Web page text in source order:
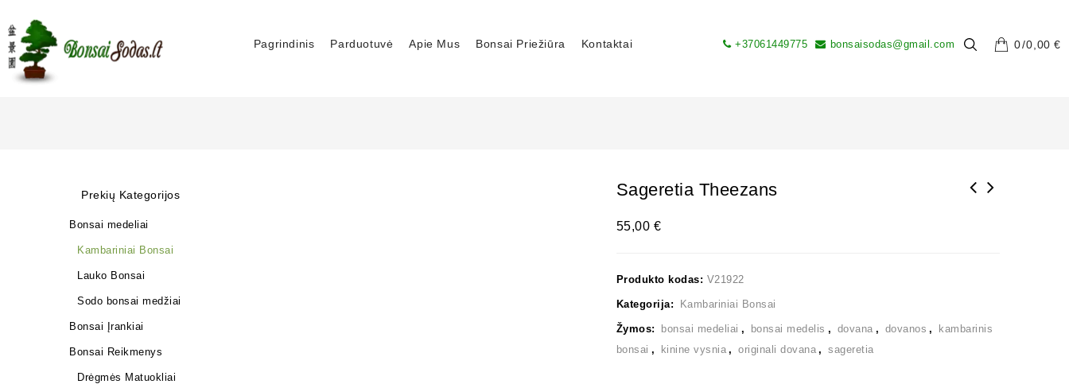
Pagrindinis Parduotuvė Apie Mus Bonsai Priežiūra Kontaktai 0 0,00€
+37061449775 bonsaisodas@gmail.com
Sageretia Theezans
55,00€
Produkto kodas: V21922
Kategorija: Kambariniai Bonsai
Žymos: bonsai medeliai , bonsai medelis , dovana , dovanos ,
kambarinis
bonsai , kinine vysnia , originali dovana , sageretia
Prekių Kategorijos
Bonsai medeliai
Kambariniai Bonsai
Lauko Bonsai
Sodo bonsai medžiai
Bonsai Įrankiai
Bonsai Reikmenys
Drėgmės Matuokliai